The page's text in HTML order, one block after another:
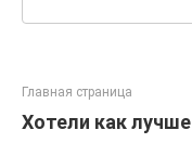
Главная страница
Хотели как лучше